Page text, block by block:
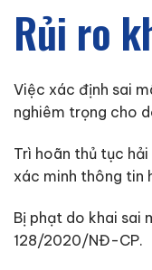
Rủi ro
Việc xác định sai
nghiêm trọng cho
Trì hoãn thủ tục
xác minh thông tin
Bị phạt do khai sai
128/2020/NĐ-CP.